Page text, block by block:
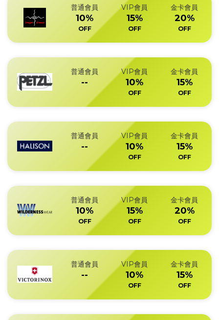
普通會員
10%
OFF
VIP會員
15%
OFF
金卡會員
20%
OFF
普通會員
--
VIP會員
10%
OFF
金卡會員
15%
OFF
普通會員
--
VIP會員
10%
OFF
金卡會員
15%
OFF
普通會員
10%
OFF
VIP會員
15%
OFF
金卡會員
20%
OFF
普通會員
--
VIP會員
10%
OFF
金卡會員
15%
OFF